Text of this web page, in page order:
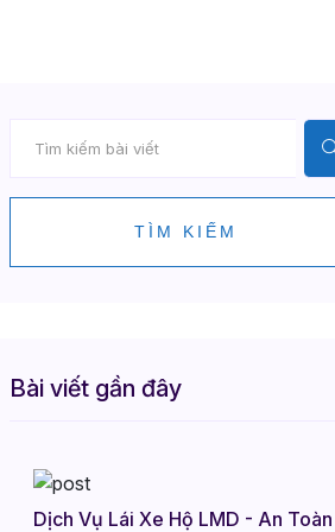
TÌM KIẾM
Bài viết gần đây
Dịch Vụ Lái Xe Hộ LMD - An Toàn